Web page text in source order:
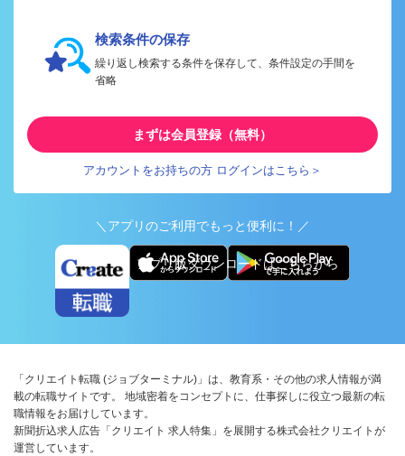
検索条件の保存
繰り返し検索する条件を保存して、条件設定の手間を
省略
まずは会員登録（無料）
アカウントをお持ちの方 ログインはこちら＞
＼アプリのご利用でもっと便利に！／
アプリ版ダウンロードはこちらから
「クリエイト転職 (ジョブターミナル)」は、教育系・その他の求人情報が満
載の転職サイトです。 地域密着をコンセプトに、仕事探しに役立つ最新の転
職情報をお届けしています。
新聞折込求人広告「クリエイト 求人特集」を展開する株式会社クリエイトが
運営しています。